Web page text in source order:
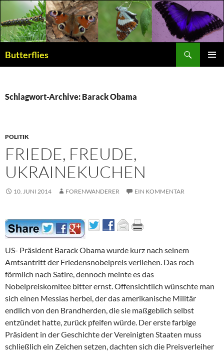
Butterflies
Schlagwort-Archive: Barack Obama
POLITIK
FRIEDE, FREUDE,
UKRAINEKUCHEN
10. JUNI 2014 FORENWANDERER EIN KOMMENTAR
US- Präsident Barack Obama wurde kurz nach seinem
Amtsantritt der Friedensnobelpreis verliehen. Das roch
förmlich nach Satire, dennoch meinte es das
Nobelpreiskomitee bitter ernst. Offensichtlich wünschte man
sich einen Messias herbei, der das amerikanische Militär
endlich von den Brandherden, die sie maßgeblich selbst
entzündet hatte, zurück pfeifen würde. Der erste farbige
Präsident in der Geschichte der Vereinigten Staaten muss
schließlich ein Zeichen setzen, dachten sich die Preisverleiher